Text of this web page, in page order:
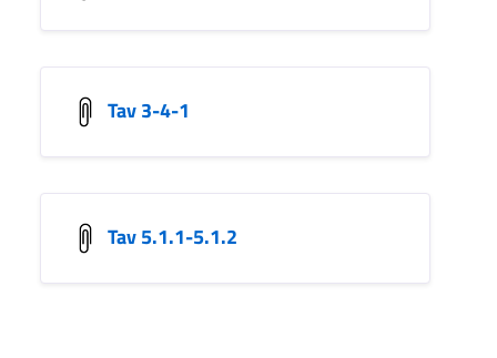
Tav 3-4-1
Tav 5.1.1-5.1.2